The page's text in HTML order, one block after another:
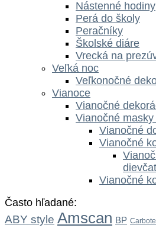
Nástenné hodiny
Perá do školy
Peračníky
Školské diáre
Vrecká na
Veľká noc
Veľkonočné
Vianoce
Vianočné
Vianočné
Vianočné
Vianočné
Vianočné
Často hľadané:
ABY style Amscan BP